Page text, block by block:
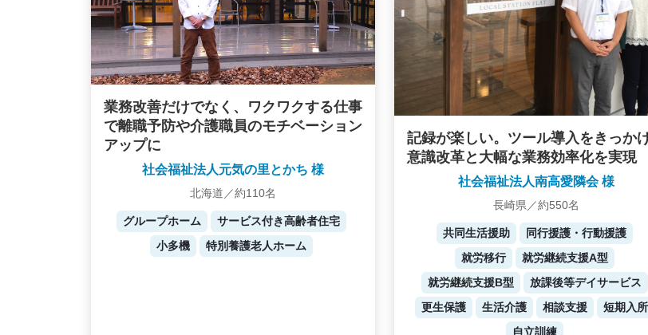
業務改善だけでなく、ワクワクする仕事
で離職予防や介護職員のモチベーション
アップに
社会福祉法人元気の里とかち 様
北海道／約110名
グループホーム
サービス付き高齢者住宅
小多機
特別養護老人ホーム
記録が楽しい。ツール導入をきっか
意識改革と大幅な業務効率化を実現
社会福祉法人南高愛隣会 様
長崎県／約550名
共同生活援助
同行援護・行動援護
就労移行
就労継続支援A型
就労継続支援B型
放課後等デイサービス
更生保護
生活介護 相談支援
短期入所
自立訓練